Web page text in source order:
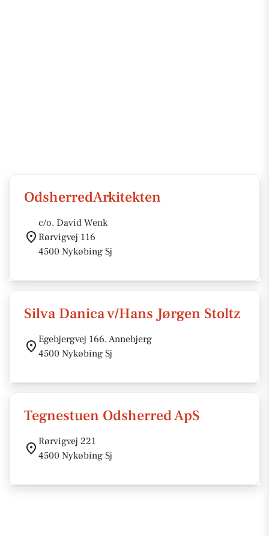
OdsherredArkitekten
c/o. David Wenk
Rørvigvej 116
4500 Nykøbing Sj
Silva Danica v/Hans Jørgen Stoltz
Egebjergvej 166, Annebjerg
4500 Nykøbing Sj
Tegnestuen Odsherred ApS
Rørvigvej 221
4500 Nykøbing Sj